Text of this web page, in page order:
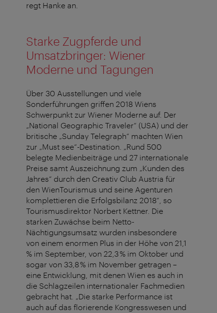
regt Hanke an.
Starke Zugpferde und
Umsatzbringer: Wiener
Moderne und Tagungen
Über 30 Ausstellungen und viele
Sonderführungen griffen 2018 Wiens
Schwerpunkt zur Wiener Moderne auf. Der
„National Geographic Traveler“ (USA) und der
britische „Sunday Telegraph“ machten Wien
zur „Must see“-Destination. „Rund 500
belegte Medienbeiträge und 27 internationale
Preise samt Auszeichnung zum „Kunden des
Jahres“ durch den Creativ Club Austria für
den WienTourismus und seine Agenturen
komplettieren die Erfolgsbilanz 2018“, so
Tourismusdirektor Norbert Kettner. Die
starken Zuwächse beim Netto-
Nächtigungsumsatz wurden insbesondere
von einem enormen Plus in der Höhe von 21,1
% im September, von 22,3 % im Oktober und
sogar von 33,8 % im November getragen –
eine Entwicklung, mit denen Wien es auch in
die Schlagzeilen internationaler Fachmedien
gebracht hat. „Die starke Performance ist
auch auf das florierende Kongresswesen und